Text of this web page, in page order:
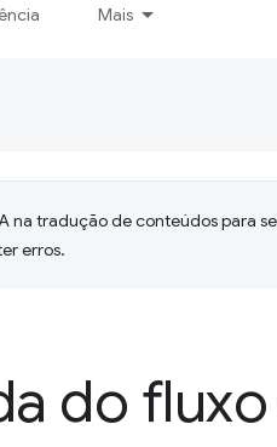
Mais
na tradução de conteúdos para
erros.
do